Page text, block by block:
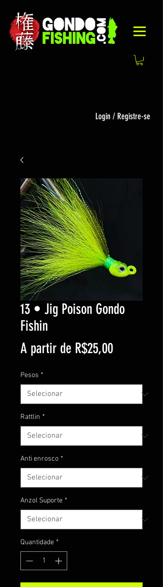
Login / Registre-se
13 • Jig Poison Gondo
Fishin
A partir de R$25,00Preço
Pesos *
Rattlin *
Anti enrosco *
Anzol Suporte *
Quantidade *